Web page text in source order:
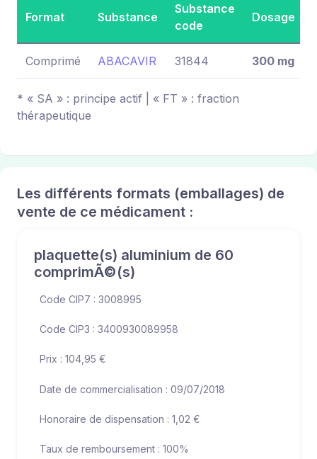
Format Substance
Substance
code
Dosage
Comprimé ABACAVIR 31844 300 mg
* « SA » : principe actif | « FT » : fraction
thérapeutique
Les différents formats (emballages) de
vente de ce médicament :
plaquette(s) aluminium de 60
comprimÃ©(s)
Code CIP7 : 3008995
Code CIP3 : 3400930089958
Prix : 104,95 €
Date de commercialisation : 09/07/2018
Honoraire de dispensation : 1,02 €
Taux de remboursement : 100%